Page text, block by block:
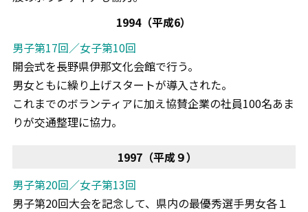
1994（平成6）
男子第17回／女子第10回
開会式を長野県伊那文化会館で行う。
男女ともに繰り上げスタートが導入された。
これまでのボランティアに加え協賛企業の社員100名あま
りが交通整理に協力。
1997（平成９）
男子第20回／女子第13回
男子第20回大会を記念して、県内の最優秀選手男女各１